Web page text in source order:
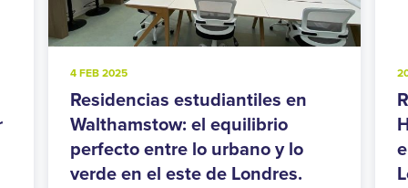
20 NOV 2024
Residencia de estudiantes de
Holloway Road: Vida urbana en
el centro estudiantil del norte de
Londres.